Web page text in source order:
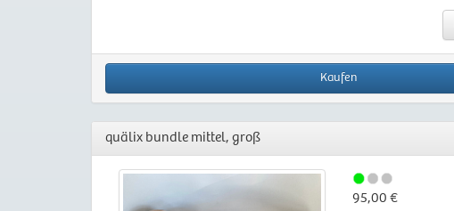
Kaufen
quälix bundle mittel, groß
95,00 €